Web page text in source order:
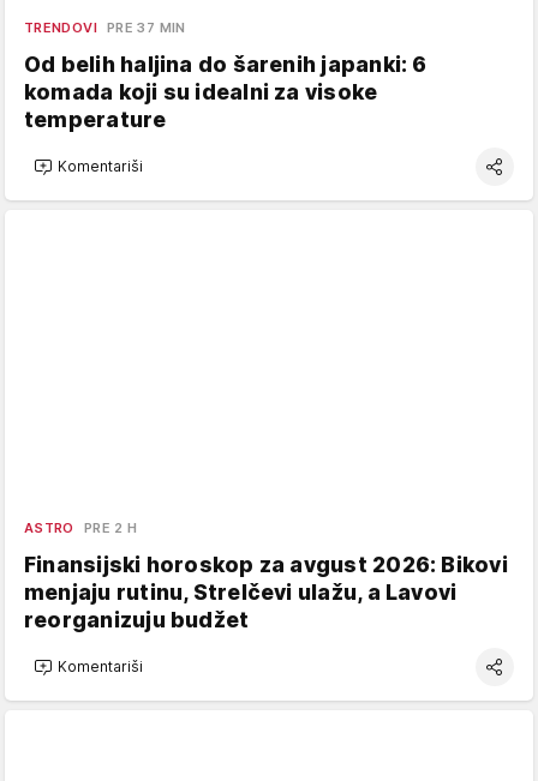
TRENDOVI PRE 37 MIN
Od belih haljina do šarenih japanki: 6
komada koji su idealni za visoke
temperature
Komentariši
ASTRO PRE 2 H
Finansijski horoskop za avgust 2026: Bikovi
menjaju rutinu, Strelčevi ulažu, a Lavovi
reorganizuju budžet
Komentariši